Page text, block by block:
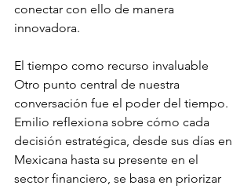
conectar con ello de manera
innovadora.
El tiempo como recurso invaluable
Otro punto central de nuestra
conversación fue el poder del tiempo.
Emilio reflexiona sobre cómo cada
decisión estratégica, desde sus días en
Mexicana hasta su presente en el
sector financiero, se basa en priorizar